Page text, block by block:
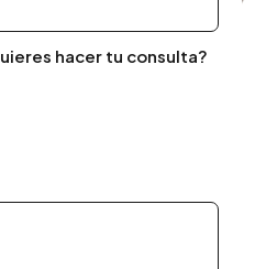
hacer tu consulta?